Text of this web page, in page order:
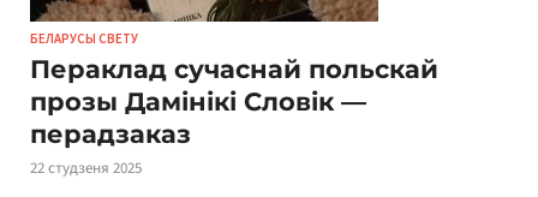
БЕЛАРУСЫ СВЕТУ
Пераклад сучаснай польскай
прозы Дамінікі Словік —
перадзаказ
22 студзеня 2025